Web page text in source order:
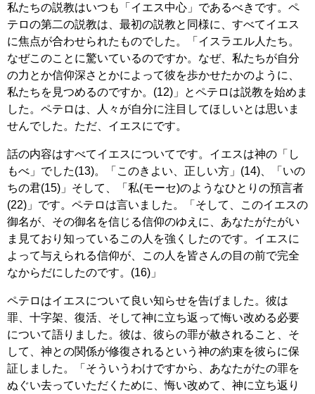
私たちの説教はいつも「イエス中心」であるべきです。ペ
テロの第二の説教は、最初の説教と同様に、すべてイエス
に焦点が合わせられたものでした。「イスラエル人たち。
なぜこのことに驚いているのですか。なぜ、私たちが自分
の力とか信仰深さとかによって彼を歩かせたかのように、
私たちを見つめるのですか。(12)」とペテロは説教を始めま
した。ペテロは、人々が自分に注目してほしいとは思いま
せんでした。ただ、イエスにです。
話の内容はすべてイエスについてです。イエスは神の「し
もべ」でした(13)。「このきよい、正しい方」(14)、「いの
ちの君(15)」そして、「私(モーセ)のようなひとりの預言者
(22)」です。ペテロは言いました。「そして、このイエスの
御名が、その御名を信じる信仰のゆえに、あなたがたがい
ま見ており知っているこの人を強くしたのです。イエスに
よって与えられる信仰が、この人を皆さんの目の前で完全
なからだにしたのです。(16)」
ペテロはイエスについて良い知らせを告げました。彼は
罪、十字架、復活、そして神に立ち返って悔い改める必要
について語りました。彼は、彼らの罪が赦されること、そ
して、神との関係が修復されるという神の約束を彼らに保
証しました。「そういうわけですから、あなたがたの罪を
ぬぐい去っていただくために、悔い改めて、神に立ち返り